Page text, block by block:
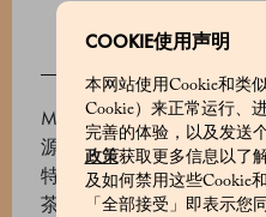
COOKIE使用声明
本网站使用Cookie和类
Cookie）来正常运行、
完善的体验，以及发送
政策获取更多信息以了
及如何禁用这些Cookie
「全部接受」即表示您
Marchesi 1824推出种类丰
源自优质种植园的精品原
特色茶叶共15包：英式早
茶、马鞭草和薄荷茶、姜